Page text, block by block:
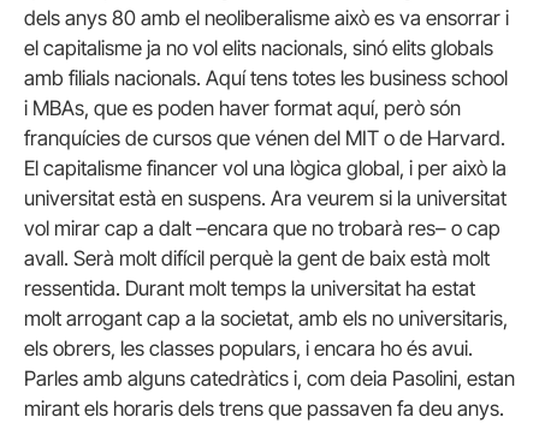
dels anys 80 amb el neoliberalisme això es va ensorrar i
el capitalisme ja no vol elits nacionals, sinó elits globals
amb filials nacionals. Aquí tens totes les business school
i MBAs, que es poden haver format aquí, però són
franquícies de cursos que vénen del MIT o de Harvard.
El capitalisme financer vol una lògica global, i per això la
universitat està en suspens. Ara veurem si la universitat
vol mirar cap a dalt –encara que no trobarà res– o cap
avall. Serà molt difícil perquè la gent de baix està molt
ressentida. Durant molt temps la universitat ha estat
molt arrogant cap a la societat, amb els no universitaris,
els obrers, les classes populars, i encara ho és avui.
Parles amb alguns catedràtics i, com deia Pasolini, estan
mirant els horaris dels trens que passaven fa deu anys.